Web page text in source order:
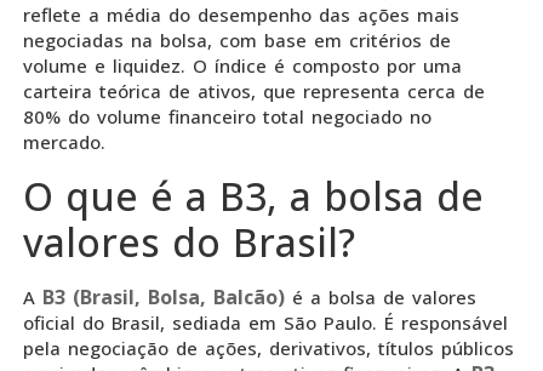
reflete a média do desempenho das ações mais
negociadas na bolsa, com base em critérios de
volume e liquidez. O índice é composto por uma
carteira teórica de ativos, que representa cerca de
80% do volume financeiro total negociado no
mercado.
O que é a B3, a bolsa de
valores do Brasil?
A B3 (Brasil, Bolsa, Balcão) é a bolsa de valores
oficial do Brasil, sediada em São Paulo. É responsável
pela negociação de ações, derivativos, títulos públicos